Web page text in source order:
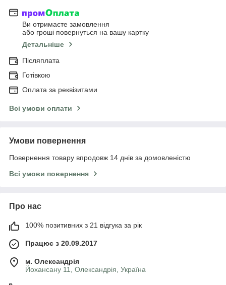
Ви отримаєте замовлення
або гроші повернуться на вашу картку
Детальніше
Післяплата
Готівкою
Оплата за реквізитами
Всі умови оплати
Умови повернення
Повернення товару впродовж 14 днів за домовленістю
Всі умови повернення
Про нас
100% позитивних з 21 відгука за рік
Працює з 20.09.2017
м. Олександрія
Йохансану 11, Олександрія, Україна